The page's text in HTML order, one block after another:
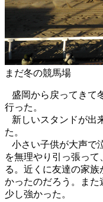
まだ冬の競馬場
盛岡から戻ってきて
行った。
新しいスタンドが出
た。
小さい子供が大声で
を無理やり引っ張っ
る。近くに友達の家
かったのだろう。ま
少し強かった。